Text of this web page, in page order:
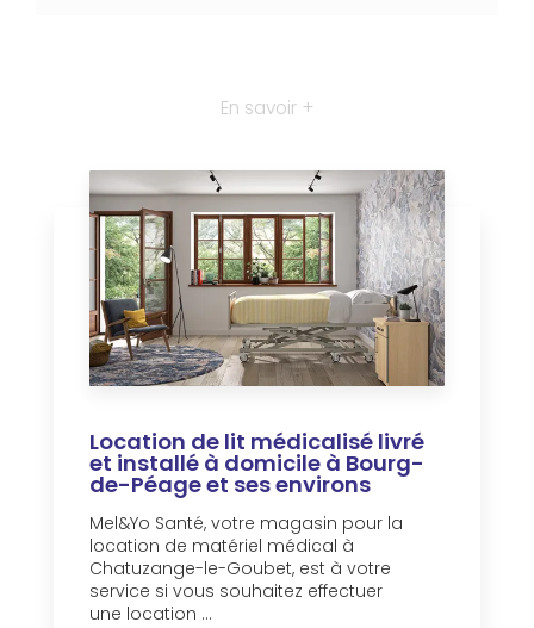
En savoir +
Location de lit médicalisé livré
et installé à domicile à Bourg-
de-Péage et ses environs
Mel&Yo Santé, votre magasin pour la
location de matériel médical à
Chatuzange-le-Goubet, est à votre
service si vous souhaitez effectuer
une location ...